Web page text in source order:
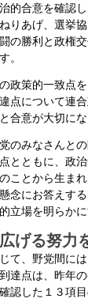
的合意を確認
りあげ、選挙
の勝利と政権
。
政策的一致点
点について連
合意が大切にな
のみなさんと
とともに、政
ことから生ま
念にお答えす
立場を明らかに
げる努力
て、野党間に
達点は、昨年
認した１３項目